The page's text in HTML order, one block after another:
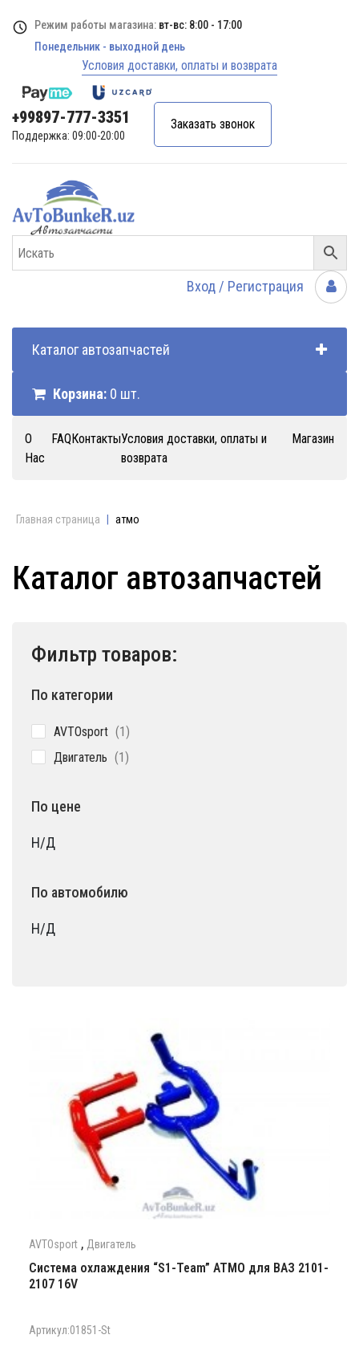
Режим работы магазина: вт-вс: 8:00 - 17:00
Понедельник - выходной день
Условия доставки, оплаты и возврата
+99897-777-3351
Поддержка: 09:00-20:00
Заказать звонок
Вход / Регистрация
Каталог автозапчастей
Корзина: 0 шт.
О
Нас
FAQКонтактыУсловия доставки, оплаты и
возврата
Магазин
Главная страница атмо
Каталог автозапчастей
Фильтр товаров:
По категории
AVTOsport 11
Двигатель 1 1
По цене
Н/Д
По автомобилю
Н/Д
AVTOsport , Двигатель
Система охлаждения “S1-Team” АТМО для ВАЗ 2101-
2107 16V
Артикул:01851-St